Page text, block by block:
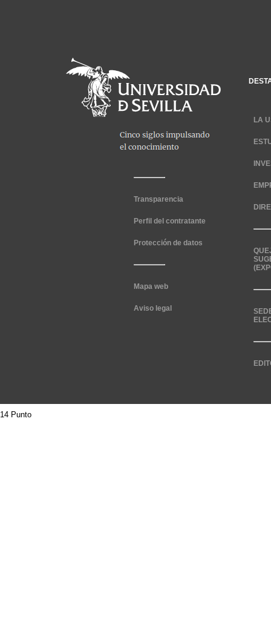
Transparencia
Perfil del contratante
Protección de datos
Mapa web
Aviso legal
LA
14 Punto